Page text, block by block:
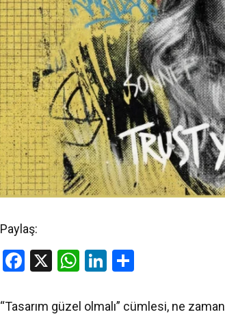
Paylaş:
Facebook
X WhatsApp
LinkedIn
“Tasarım güzel olmalı” cümlesi, ne